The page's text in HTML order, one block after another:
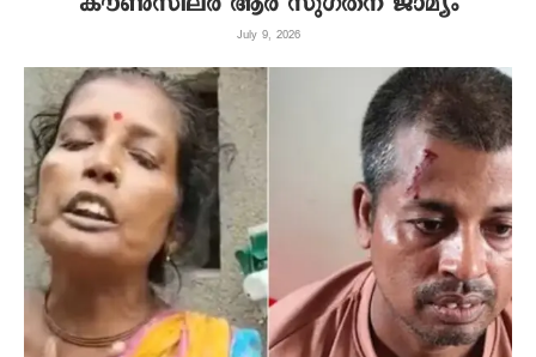
July 9, 2026